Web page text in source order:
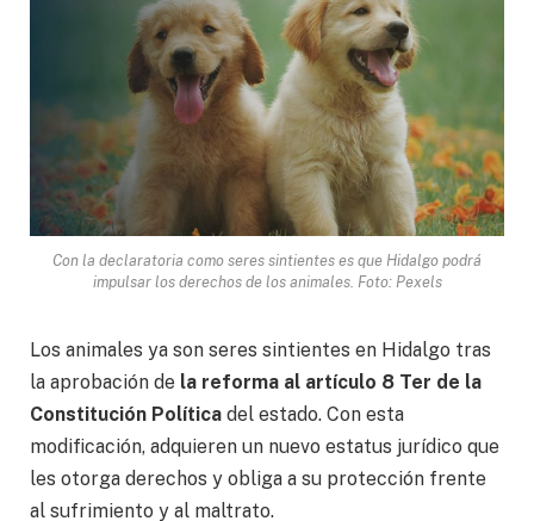
Con la declaratoria como seres sintientes es que Hidalgo podrá
impulsar los derechos de los animales. Foto: Pexels
Los animales ya son seres sintientes en Hidalgo tras
la aprobación de la reforma al artículo 8 Ter de la
Constitución Política del estado. Con esta
modificación, adquieren un nuevo estatus jurídico que
les otorga derechos y obliga a su protección frente
al sufrimiento y al maltrato.